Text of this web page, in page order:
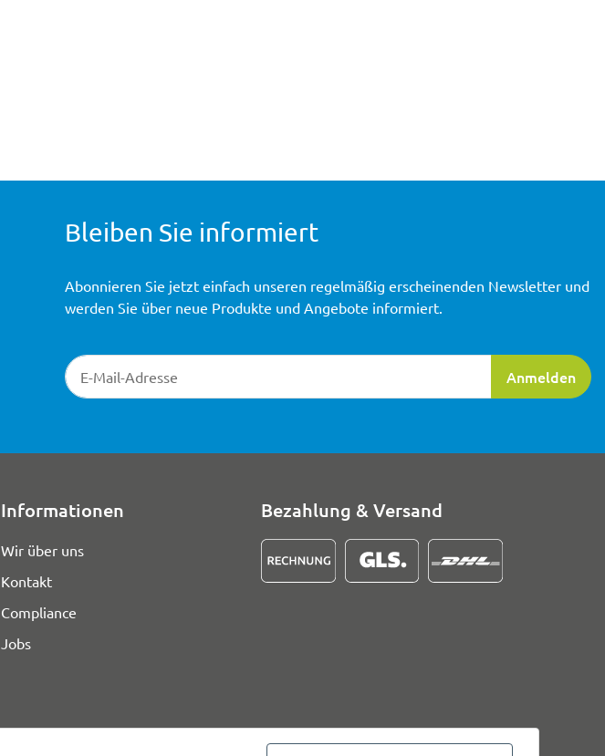
Bleiben Sie informiert
Newsletter-Registrierung
Anmelden
Abonnieren Sie jetzt einfach unseren regelmäßig erscheinenden Newsletter und
werden Sie über neue Produkte und Angebote informiert.
Informationen
Wir über uns
Kontakt
Compliance
Jobs
Bezahlung & Versand